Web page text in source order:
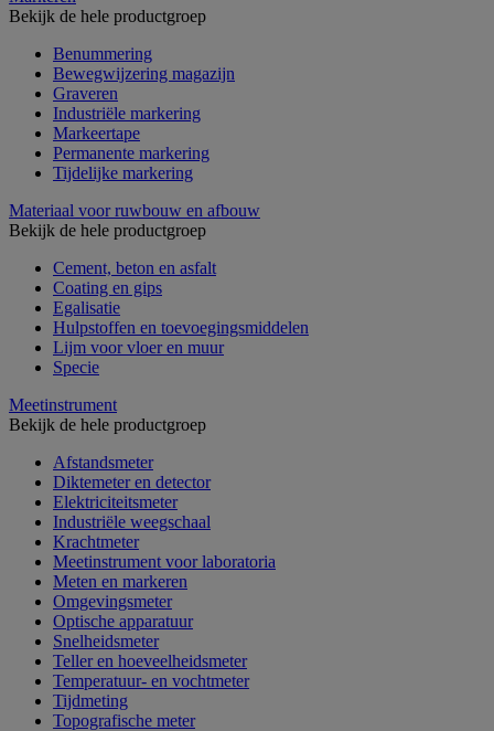
Bekijk de hele productgroep
Benummering
Bewegwijzering magazijn
Graveren
Industriële markering
Markeertape
Permanente markering
Tijdelijke markering
Materiaal voor ruwbouw en afbouw
Bekijk de hele productgroep
Cement, beton en asfalt
Coating en gips
Egalisatie
Hulpstoffen en toevoegingsmiddelen
Lijm voor vloer en muur
Specie
Meetinstrument
Bekijk de hele productgroep
Afstandsmeter
Diktemeter en detector
Elektriciteitsmeter
Industriële weegschaal
Krachtmeter
Meetinstrument voor laboratoria
Meten en markeren
Omgevingsmeter
Optische apparatuur
Snelheidsmeter
Teller en hoeveelheidsmeter
Temperatuur- en vochtmeter
Tijdmeting
Topografische meter